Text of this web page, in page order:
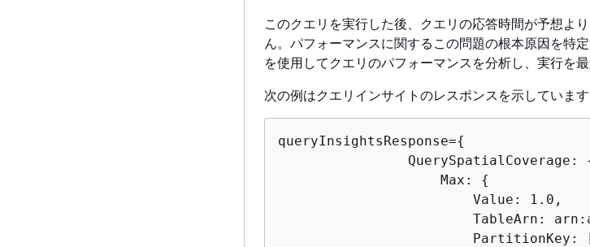
このクエリを実行した後、クエリの応答時間が予想よ
ん。パフォーマンスに関するこの問題の根本原因を特
を使用してクエリのパフォーマンスを分析し、実行を最
次の例はクエリインサイトのレスポンスを示しています
queryInsightsResponse={
                QuerySpatialCoverage:
                    Max:
{
                        Value: 1.0,
TableArn:
PartitionKey: